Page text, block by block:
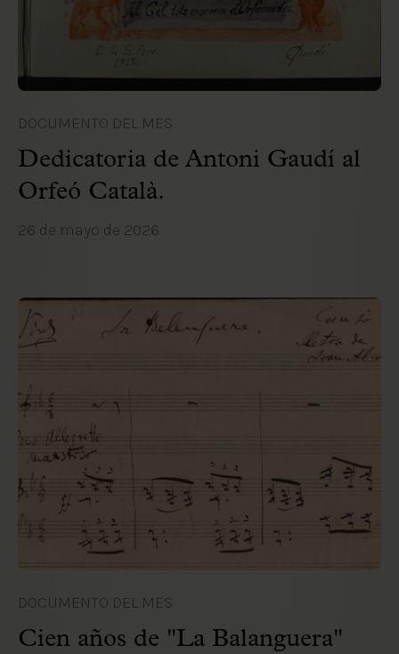
DOCUMENTO DEL MES
Dedicatoria de Antoni Gaudí al
Orfeó Català.
26 de mayo de 2026
DOCUMENTO DEL MES
Cien años de "La Balanguera"